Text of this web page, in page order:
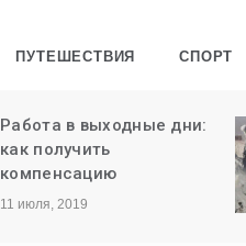
ПУТЕШЕСТВИЯ СПОРТ
Работа в выходные дни:
как получить
компенсацию
11 июля, 2019